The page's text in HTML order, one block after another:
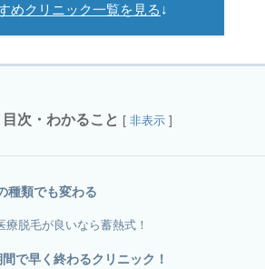
めクリニック一覧を見る ↓
目次・わかること [ 非表示 ]
種類でも変わる
脱毛が良いなら蓄熱式！
で早く終わるクリニック！